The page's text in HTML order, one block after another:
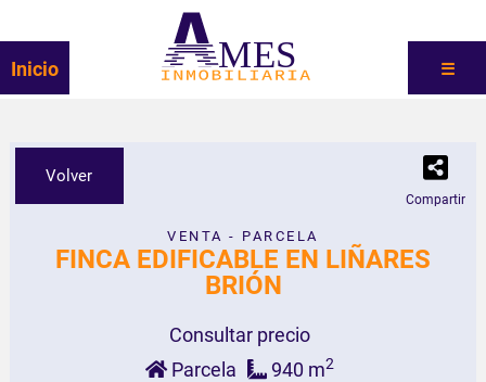
MES
Inicio ☰
Volver
Compartir
VENTA - PARCELA
FINCA EDIFICABLE EN LIÑARES
BRIÓN
Consultar precio
Parcela
940 m2